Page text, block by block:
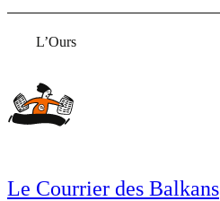
L’Ours
Le Courrier des Balkans